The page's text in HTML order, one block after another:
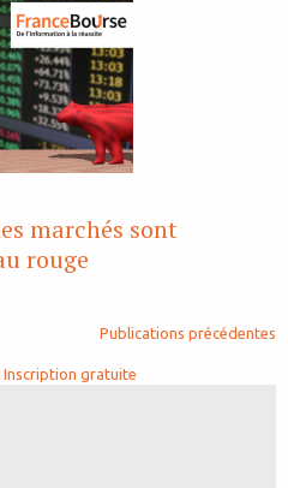
marchés sont
rouge
Publications précédentes
Inscription gratuite